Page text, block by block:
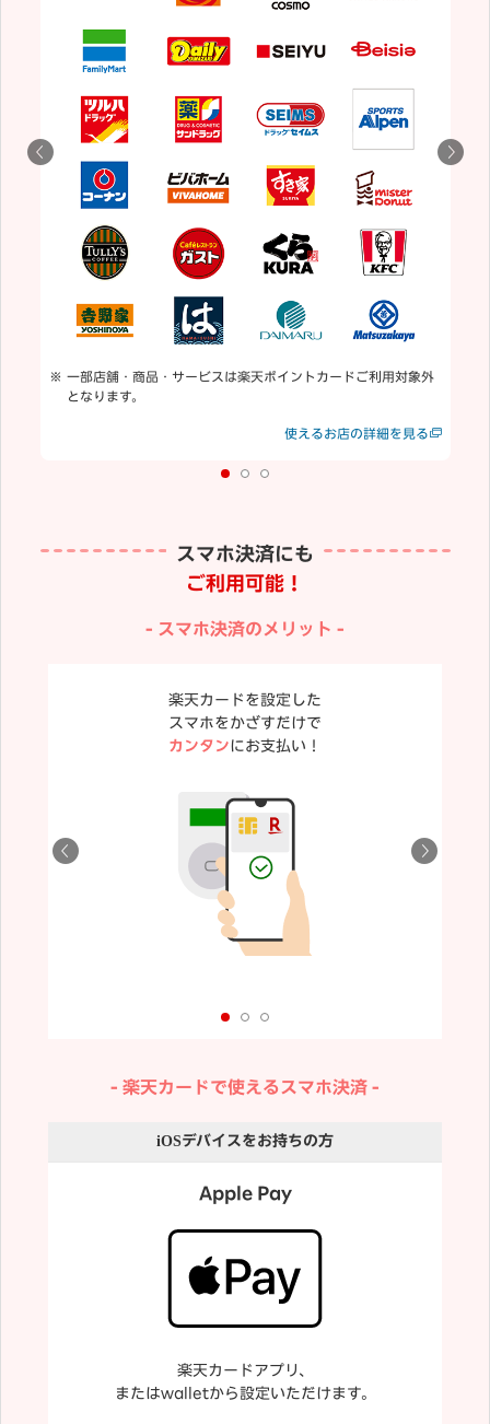
一部店舗・商品・サービスは楽天ポイントカードご利用対象外
となります。
使えるお店の詳細を見る
スマホ決済にも
ご利用可能！
スマホ決済のメリット
楽天カードを設定した
スマホをかざすだけで
カンタンにお支払い！
楽天カードで使えるスマホ決済
iOSデバイスをお持ちの方
Apple Pay
楽天カードアプリ、
またはwalletから設定いただけます。